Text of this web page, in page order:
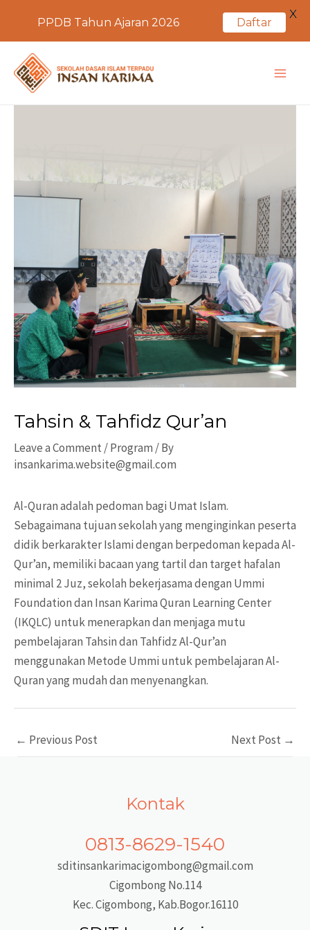
content
Tahsin & Tahfidz Qur’an
Leave a Comment /Program / By
insankarima.website@gmail.com
Al-Quran adalah pedoman bagi Umat Islam.
Sebagaimana tujuan sekolah yang menginginkan peserta
didik berkarakter Islami dengan berpedoman kepada Al-
Qur’an, memiliki bacaan yang tartil dan target hafalan
minimal 2 Juz, sekolah bekerjasama dengan Ummi
Foundation dan Insan Karima Quran Learning Center
(IKQLC) untuk menerapkan dan menjaga mutu
pembelajaran Tahsin dan Tahfidz Al-Qur’an
menggunakan Metode Ummi untuk pembelajaran Al-
Quran yang mudah dan menyenangkan.
Post
navigation
← Previous Post Next Post →
Kontak
0813-8629-1540
sditinsankarimacigombong@gmail.com
Cigombong No.114
Kec. Cigombong, Kab.Bogor.16110
PPDB Tahun Ajaran 2026 Daftar
X